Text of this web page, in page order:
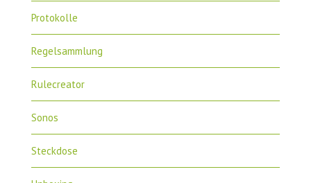
Protokolle
Regelsammlung
Rulecreator
Sonos
Steckdose